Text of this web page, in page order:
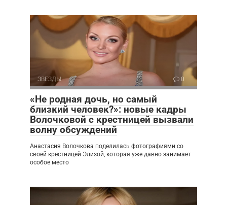
ЗВЕЗДЫ 0
«Не родная дочь, но самый
близкий человек?»: новые кадры
Волочковой с крестницей вызвали
волну обсуждений
Анастасия Волочкова поделилась фотографиями со
своей крестницей Элизой, которая уже давно занимает
особое место